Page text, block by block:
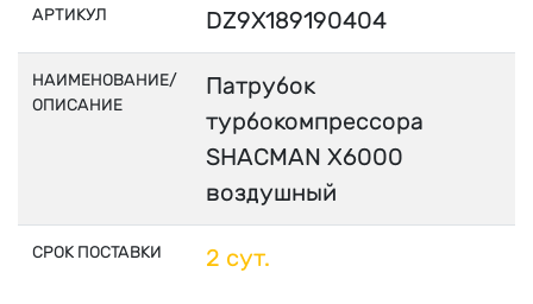
АРТИКУЛ DZ9X189190404
НАИМЕНОВАНИЕ/
ОПИСАНИЕ
Патрубок
турбокомпрессора
SHACMAN X6000
воздушный
СРОК ПОСТАВКИ 2 сут.